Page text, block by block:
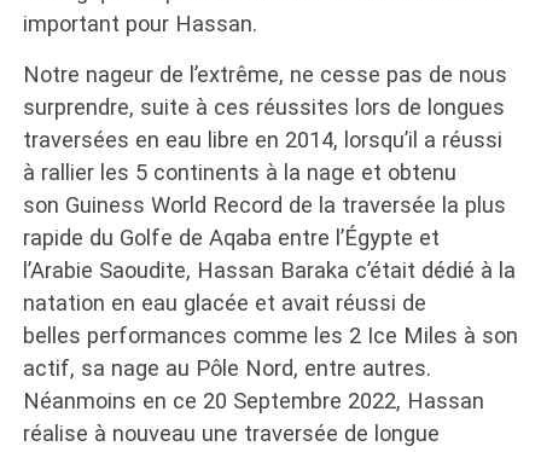
important pour Hassan.
Notre nageur de l’extrême, ne cesse pas de nous
surprendre, suite à ces réussites lors de longues
traversées en eau libre en 2014, lorsqu’il a réussi
à rallier les 5 continents à la nage et obtenu
son Guiness World Record de la traversée la plus
rapide du Golfe de Aqaba entre l’Égypte et
l’Arabie Saoudite, Hassan Baraka c’était dédié à la
natation en eau glacée et avait réussi de
belles performances comme les 2 Ice Miles à son
actif, sa nage au Pôle Nord, entre autres.
Néanmoins en ce 20 Septembre 2022, Hassan
réalise à nouveau une traversée de longue